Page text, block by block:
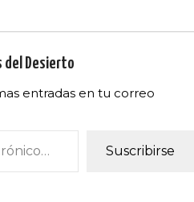
del Desierto
entradas en tu correo
Suscribirse